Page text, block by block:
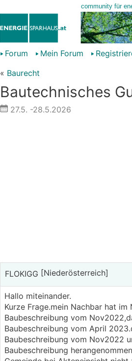
Forum Mein Forum
« Baurecht
Bautechnisches
27.5. -28.5.2026
FLOKIGG [Niederösterreich]
Hallo miteinander.
Kurze Frage.mein Nachbar hat
Baubeschreibung vom
Baubeschreibung vom April
Baubeschreibung vom Nov2022
Baubeschreibung